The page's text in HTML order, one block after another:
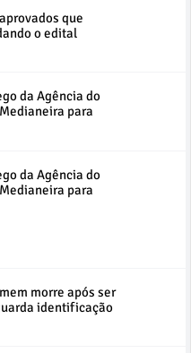
que
o edital
da Agência do
para
da Agência do
para
morre após ser
identificação